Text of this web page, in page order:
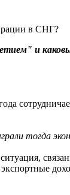
в СНГ?
и
тогда